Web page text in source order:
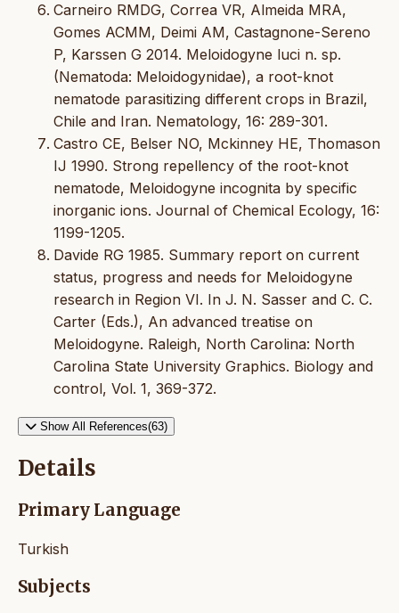
Carneiro RMDG, Correa VR, Almeida MRA,
Gomes ACMM, Deimi AM, Castagnone-Sereno
P, Karssen G 2014. Meloidogyne luci n. sp.
(Nematoda: Meloidogynidae), a root-knot
nematode parasitizing different crops in Brazil,
Chile and Iran. Nematology, 16: 289-301.
Castro CE, Belser NO, Mckinney HE, Thomason
IJ 1990. Strong repellency of the root-knot
nematode, Meloidogyne incognita by specific
inorganic ions. Journal of Chemical Ecology, 16:
1199-1205.
Davide RG 1985. Summary report on current
status, progress and needs for Meloidogyne
research in Region VI. In J. N. Sasser and C. C.
Carter (Eds.), An advanced treatise on
Meloidogyne. Raleigh, North Carolina: North
Carolina State University Graphics. Biology and
control, Vol. 1, 369-372.
Show All References(63)
Details
Primary Language
Turkish
Subjects